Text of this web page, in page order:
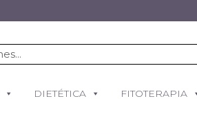
DIETÉTICA FITOTERAPIA